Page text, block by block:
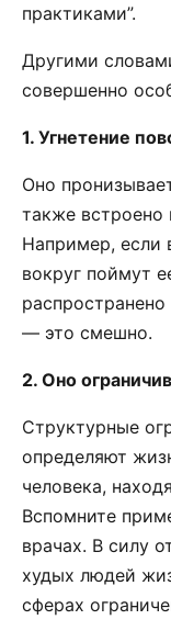
практиками”.
Другими
совершенно
1. Угнетение
Оно
также встроено
Например, если
вокруг поймут
— это смешно.
2. Оно
Структурные
определяют
человека,
Вспомните
врачах. В силу
худых людей
сферах